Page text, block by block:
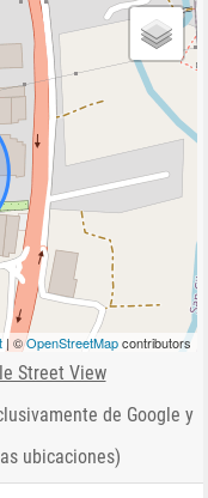
| ©OpenStreetMapcontributors
Street View
de Google y
ubicaciones)